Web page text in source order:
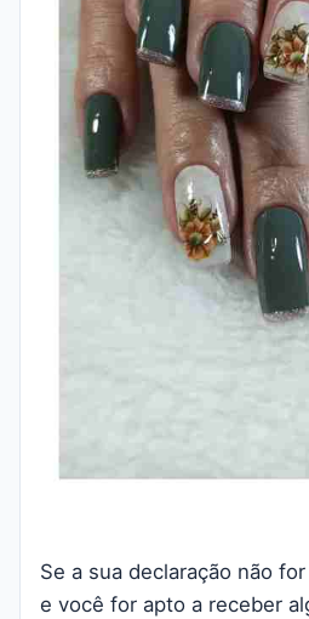
Se a sua declaração não
e você for apto a receber